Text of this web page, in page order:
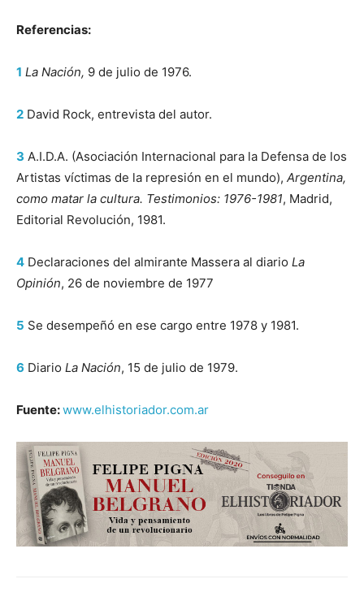
Referencias:
1 La Nación, 9 de julio de 1976.
2 David Rock, entrevista del autor.
3 A.I.D.A. (Asociación Internacional para la Defensa de los
Artistas víctimas de la represión en el mundo), Argentina,
como matar la cultura. Testimonios: 1976-1981, Madrid,
Editorial Revolución, 1981.
4 Declaraciones del almirante Massera al diario La
Opinión, 26 de noviembre de 1977
5 Se desempeñó en ese cargo entre 1978 y 1981.
6 Diario La Nación, 15 de julio de 1979.
Fuente:www.elhistoriador.com.ar